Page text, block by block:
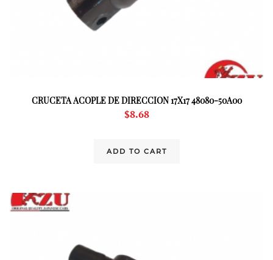
CRUCETA ACOPLE DE DIRECCION 17X17 48080-50A00
$8.68
ADD TO CART